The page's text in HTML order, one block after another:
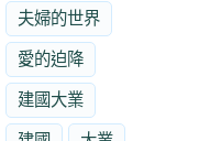
夫婦的世界
愛的迫降
建國大業